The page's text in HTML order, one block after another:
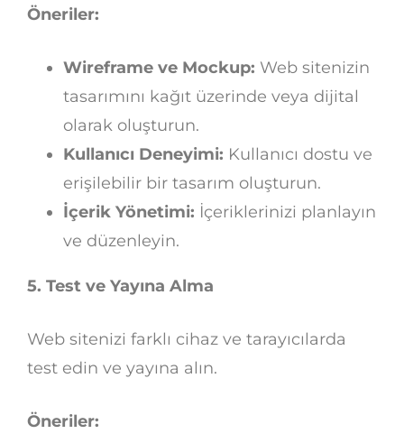
Öneriler:
Wireframe ve Mockup: Web sitenizin
tasarımını kağıt üzerinde veya dijital
olarak oluşturun.
Kullanıcı Deneyimi: Kullanıcı dostu ve
erişilebilir bir tasarım oluşturun.
İçerik Yönetimi: İçeriklerinizi planlayın
ve düzenleyin.
5. Test ve Yayına Alma
Web sitenizi farklı cihaz ve tarayıcılarda
test edin ve yayına alın.
Öneriler: